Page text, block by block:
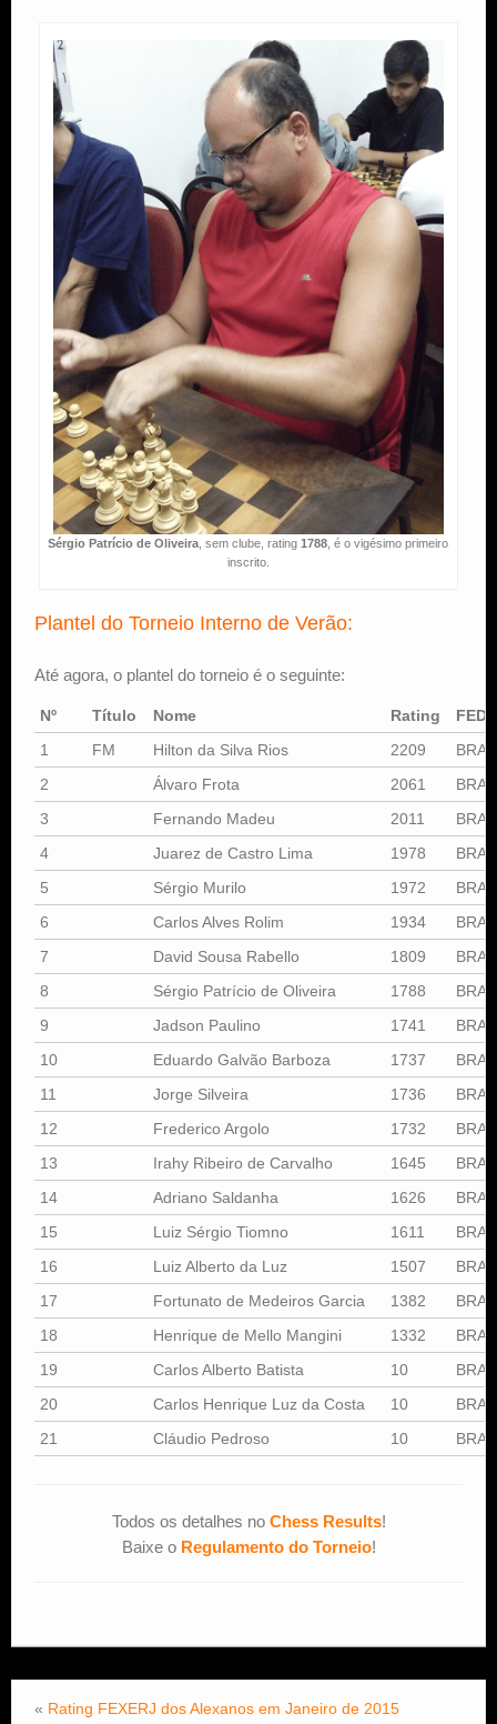
Sérgio Patrício de Oliveira , sem clube, rating1788 , é o vigésimo primeiro
inscrito.
Plantel do Torneio Interno de Verão:
Até agora, o plantel do torneio é o seguinte:
Nº Título Nome Rating
FED
1
FM Hilton da Silva Rios 2209
BRA
2
Álvaro Frota 2061
BRA
3
Fernando Madeu 2011
BRA
4
Juarez de Castro Lima 1978
BRA
5
Sérgio Murilo 1972
BRA
6
Carlos Alves Rolim 1934
BRA
7
David Sousa Rabello 1809
BRA
8
Sérgio Patrício de Oliveira 1788
BRA
9
Jadson Paulino 1741
BRA
10
Eduardo Galvão Barboza 1737
BRA
11
Jorge Silveira 1736
BRA
12
Frederico Argolo 1732
BRA
13
Irahy Ribeiro de Carvalho 1645
BRA
14
Adriano Saldanha 1626
BRA
15
Luiz Sérgio Tiomno 1611
BRA
16
Luiz Alberto da Luz 1507
BRA
17
Fortunato de Medeiros Garcia 1382
BRA
18
Henrique de Mello Mangini 1332
BRA
19
Carlos Alberto Batista 10
BRA
20
Carlos Henrique Luz da Costa 10
BRA
21
Cláudio Pedroso 10 BRA
Todos os detalhes no Chess Results!
Baixe o Regulamento do Torneio!
« Rating FEXERJ dos Alexanos em Janeiro de 2015